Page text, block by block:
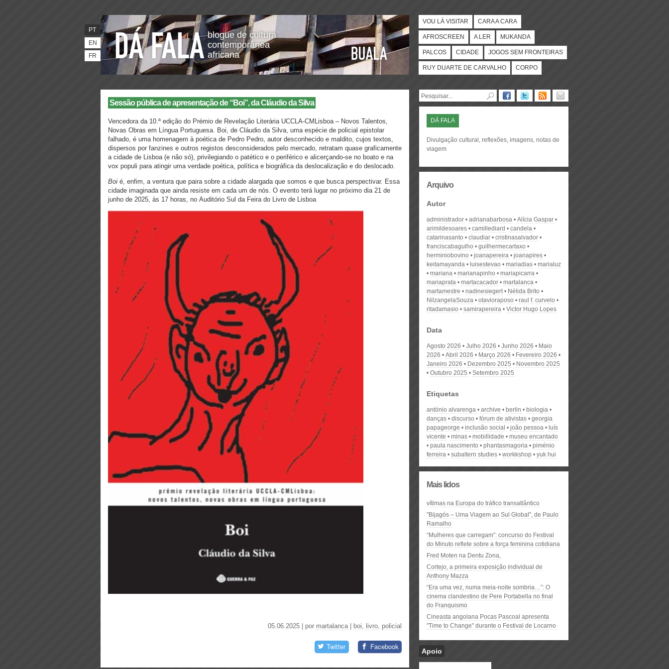
blogue de cultura
contemporânea
africana
PT
EN
FR
VOU LÁ VISITAR CARA A CARA
AFROSCREEN A LER MUKANDA
PALCOS CIDADE JOGOS SEM FRONTEIRAS
RUY DUARTE DE CARVALHO CORPO
Sessão pública de apresentação de “Boi”, da Cláudio da Silva
Vencedora da 10.ª edição do Prémio de Revelação Literária UCCLA-CMLisboa – Novos Talentos,
Novas Obras em Língua Portuguesa. Boi, de Cláudio da Silva, uma espécie de policial epistolar
falhado, é uma homenagem à poética de Pedro Pedro, autor desconhecido e maldito, cujos textos,
dispersos por fanzines e outros registos desconsiderados pelo mercado, retratam quase graficamente
a cidade de Lisboa (e não só), privilegiando o patético e o periférico e alicerçando-se no boato e na
vox populi para atingir uma verdade poética, política e biográfica da deslocalização e do deslocado.
Boi é, enfim, a ventura que paira sobre a cidade alargada que somos e que busca perspectivar. Essa
cidade imaginada que ainda resiste em cada um de nós. O evento terá lugar no próximo dia 21 de
junho de 2025, às 17 horas, no Auditório Sul da Feira do Livro de Lisboa
05.06.2025 | por martalanca| boi, livro, policial
Twitter Facebook
DÁ FALA
Divulgação cultural, reflexões, imagens, notas de
viagem
Arquivo
Autor
administrador adrianabarbosa
Alícia Gaspar
arimildesoares
camillediard
candela
catarinasanto
claudiar
cristinasalvador
franciscabagulho
guilhermecartaxo
herminiobovino
joanapereira
joanapires
keitamayanda
luisestevao mariadias
marialuz
mariana
marianapinho
mariapicarra
mariaprata
martacacador
martalanca
martamestre
nadinesiegert
Nélida Brito
NilzangelaSouza
otavioraposo
raul f. curvelo
ritadamasio
samirapereira Victor Hugo Lopes
Data
Agosto 2026 Julho 2026 Junho 2026
Maio
2026
Abril 2026 Março 2026
Fevereiro 2026
Janeiro 2026
Dezembro 2025
Novembro 2025
Outubro 2025
Setembro 2025
Etiquetas
antónio alvarenga archive berlin
biologia
danças
discurso fórum de ativistas
georgia
papageorge
inclusão social joão pessoa
luís
vicente
minas mobillidade
museu encantado
paula nascimento
phantasmagoria
piménio
ferreira
subaltern studies workkshop yuk hui
Mais lidos
vítimas na Europa do tráfico transatlântico
"Bijagós – Uma Viagem ao Sul Global", de Paulo
Ramalho
“Mulheres que carregam”: concurso do Festival
do Minuto reflete sobre a força feminina cotidiana
Fred Moten na Dentu Zona,
Cortejo, a primeira exposição individual de
Anthony Mazza
“Era uma vez, numa meia-noite sombria…”: O
cinema clandestino de Pere Portabella no final
do Franquismo
Cineasta angolana Pocas Pascoal apresenta
"Time to Change" durante o Festival de Locarno
Apoio